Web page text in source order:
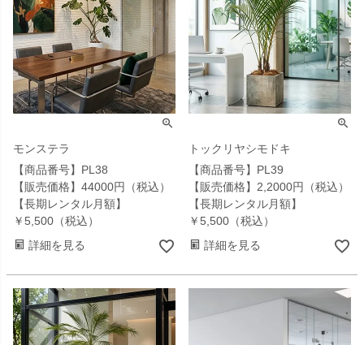
モンステラ
【商品番号】PL38
【販売価格】44000円（税込）
【長期レンタル月額】
￥5,500（税込）
詳細を見る
トックリヤシモドキ
【商品番号】PL39
【販売価格】2,2000円（税込）
【長期レンタル月額】
￥5,500（税込）
詳細を見る